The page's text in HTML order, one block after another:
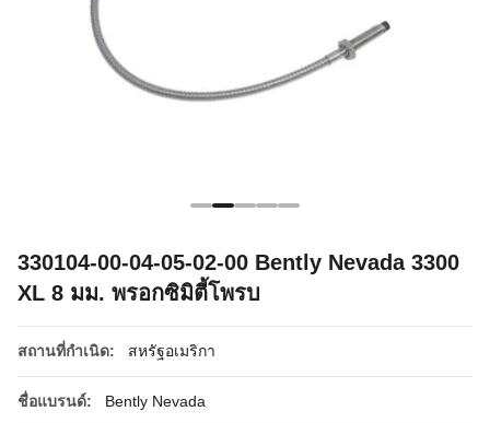
330104-00-04-05-02-00 Bently Nevada 3300
XL 8 มม. พรอกซิมิตี้โพรบ
สถานที่กำเนิด: สหรัฐอเมริกา
ชื่อแบรนด์: Bently Nevada